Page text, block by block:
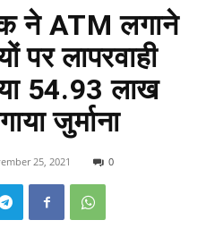
ने ATM लगाने
पर लापरवाही
54.93 लाख
जुर्माना
25, 2021 0